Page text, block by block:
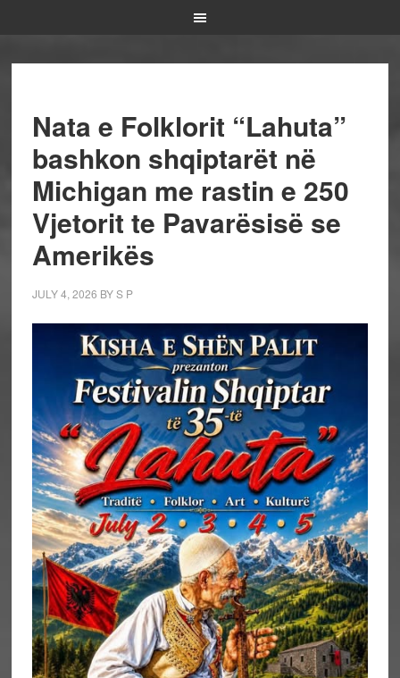
Nata e Folklorit “Lahuta”
bashkon shqiptarët në
Michigan me rastin e 250
Vjetorit te Pavarësisë se
Amerikës
JULY 4, 2026 BYS P